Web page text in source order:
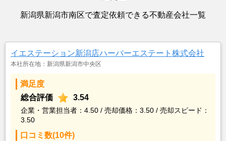
新潟県新潟市南区で査定依頼できる不動産会社一覧
イエステーション新潟店ハーバーエステート株式会社
本社所在地：新潟県新潟市中央区
満足度
総合評価
3.54
企業・営業担当者：4.50 / 売却価格：3.50 / 売却スピード：
3.50
口コミ数(10件)